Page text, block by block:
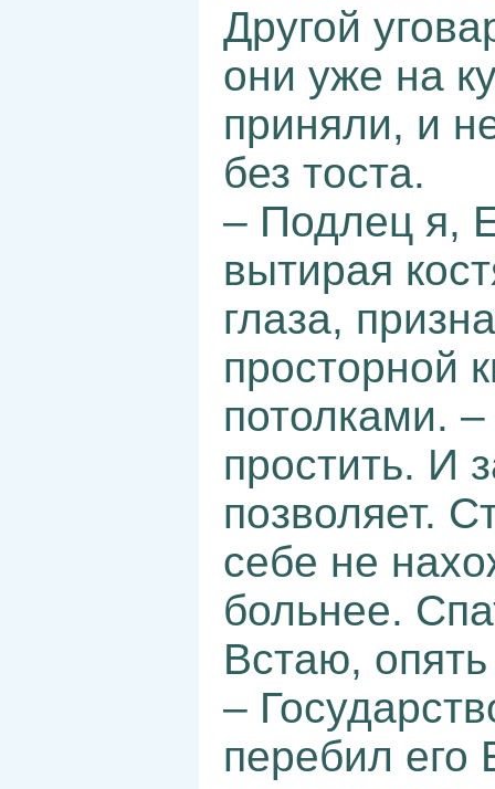
Другой
они уже на
приняли, и
без тоста.
– Подлец я,
вытирая
глаза,
просторной
потолками.
простить. И
позволяет.
себе не
больнее.
Встаю,
–
перебил